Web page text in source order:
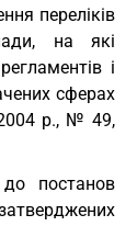
переліків
на які
і
сферах
2004 р., № 49,
постанов